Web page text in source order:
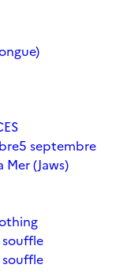
5 septembre
Mer (Jaws)